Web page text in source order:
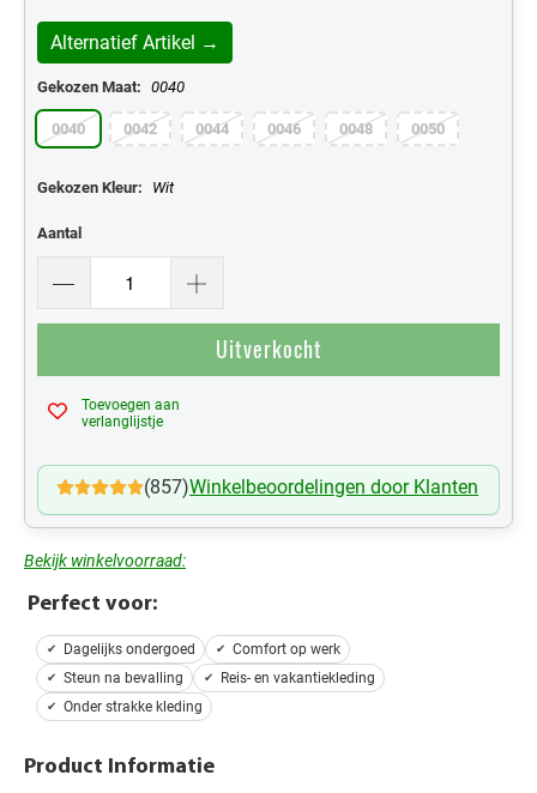
Alternatief Artikel →
Gekozen Maat: 0040
0040 0042 0044 0046 0048 0050
Gekozen Kleur: Wit
Aantal
Uitverkocht
Toevoegen aan
verlanglijstje
(857)Winkelbeoordelingen door Klanten
Bekijk winkelvoorraad:
Perfect voor:
Dagelijks ondergoed
Comfort op werk
Steun na bevalling
Reis- en vakantiekleding
Onder strakke kleding
Product Informatie